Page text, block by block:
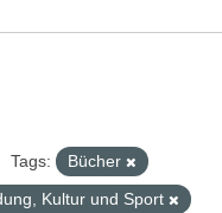
Tags:
Bücher
Kultur und Sport